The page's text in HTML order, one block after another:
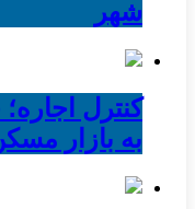
شهر
کنترل
به بازار